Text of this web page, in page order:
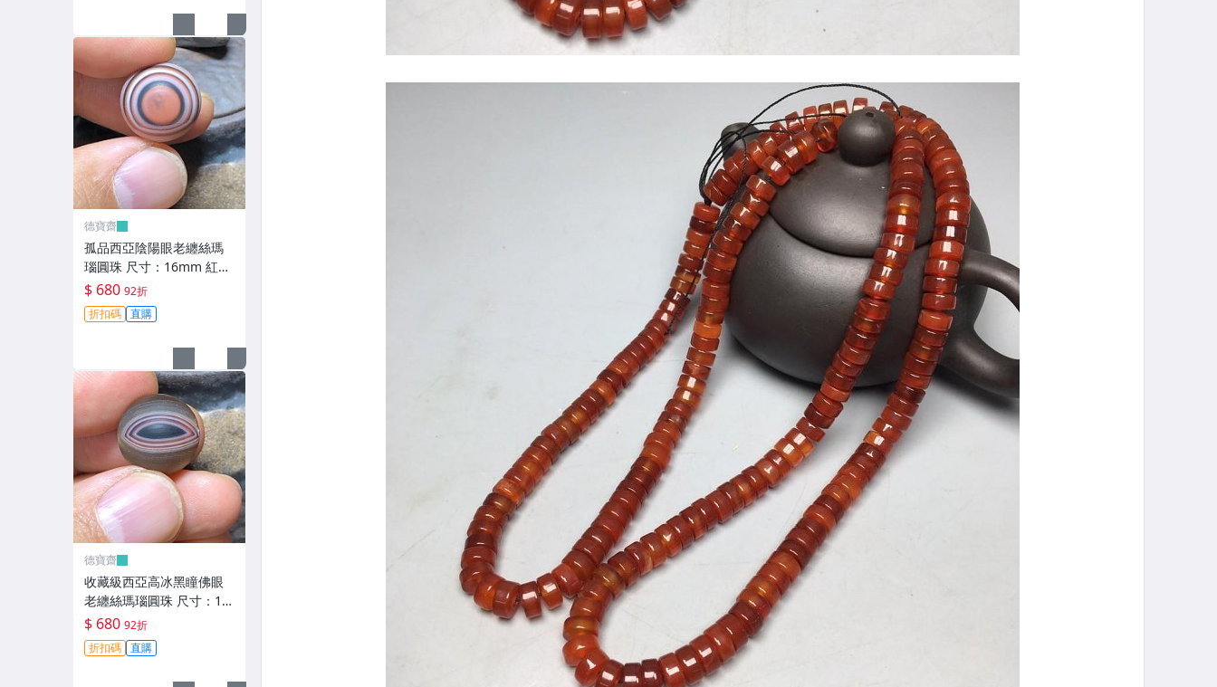
德寶齋
孤品西亞陰陽眼老纏絲瑪
瑙圓珠 尺寸：16mm 紅彤
彤的太陽眼黑瞳天眼，呈
現陰 天珠 瑪瑙 古玩 二手
【德寶齋】6343
$ 680 92折
折扣碼 直購
德寶齋
收藏級西亞高冰黑瞳佛眼
老纏絲瑪瑙圓珠 尺寸：16
mm 整顆珠子通體高冰，
只有 天珠 瑪瑙 古玩 二手
【德寶齋】6344
$ 680 92折
折扣碼 直購